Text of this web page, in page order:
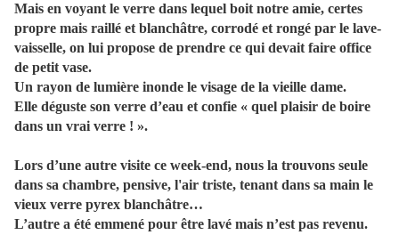
Mais en voyant le verre dans lequel boit notre amie, certes
propre mais raillé et blanchâtre, corrodé et rongé par le lave-
vaisselle, on lui propose de prendre ce qui devait faire office
de petit vase.
Un rayon de lumière inonde le visage de la vieille dame.
Elle déguste son verre d’eau et confie « quel plaisir de boire
dans un vrai verre ! ».
Lors d’une autre visite ce week-end, nous la trouvons seule
dans sa chambre, pensive, l'air triste, tenant dans sa main le
vieux verre pyrex blanchâtre…
L’autre a été emmené pour être lavé mais n’est pas revenu.